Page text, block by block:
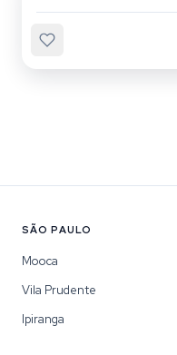
SÃO PAULO
Mooca
Vila Prudente
Ipiranga